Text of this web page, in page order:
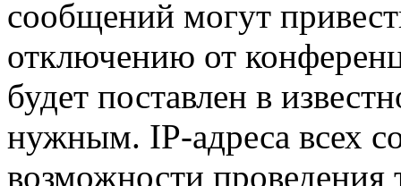
сообщений могут
отключению от
будет поставлен в
нужным. IP-адреса всех
возможности